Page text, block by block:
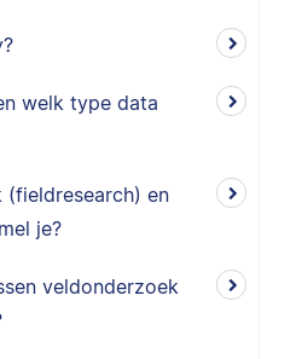
welk type data
(fieldresearch) en
je?
veldonderzoek